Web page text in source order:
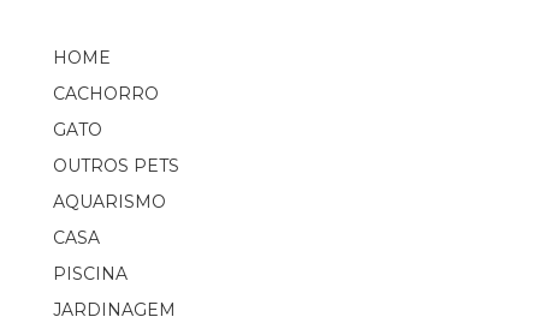
HOME
CACHORRO
GATO
OUTROS PETS
AQUARISMO
CASA
PISCINA
JARDINAGEM